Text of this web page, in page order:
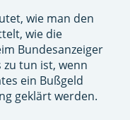
wie man den
wie die
Bundesanzeiger
tun ist, wenn
ein Bußgeld
geklärt werden.